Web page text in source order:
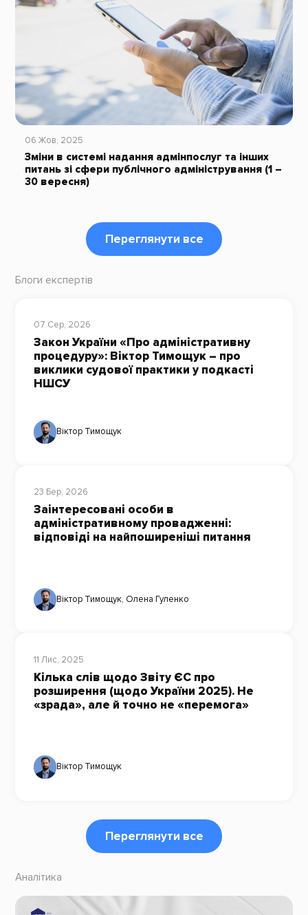
06 Жов, 2025
Зміни в системі надання адмінпослуг та інших
питань зі сфери публічного адміністрування (1 –
30 вересня)
Переглянути все
Блоги експертів
07 Сер, 2026
Закон України «Про адміністративну
процедуру»: Віктор Тимощук – про
виклики судової практики у подкасті
НШСУ
Віктор Тимощук
23 Бер, 2026
Заінтересовані особи в
адміністративному провадженні:
відповіді на найпоширеніші питання
Віктор Тимощук, Олена Гуленко
11 Лис, 2025
Кілька слів щодо Звіту ЄС про
розширення (щодо України 2025). Не
«зрада», але й точно не «перемога»
Віктор Тимощук
Переглянути все
Аналітика